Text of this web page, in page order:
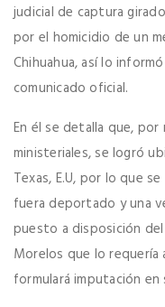
judicial de captura
por el homicidio de un
Chihuahua, así lo
comunicado oficial.
En él se detalla que,
ministeriales, se logró
Texas, E.U, por lo que
fuera deportado y una
puesto a disposición
Morelos que lo
formulará imputación en